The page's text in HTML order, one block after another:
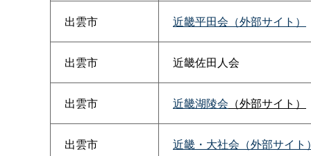
出雲市 近畿平田会（外部サイト）
出雲市 近畿佐田人会
出雲市 近畿湖陵会 （外部サイト）
出雲市 近畿・大社会（外部サイト